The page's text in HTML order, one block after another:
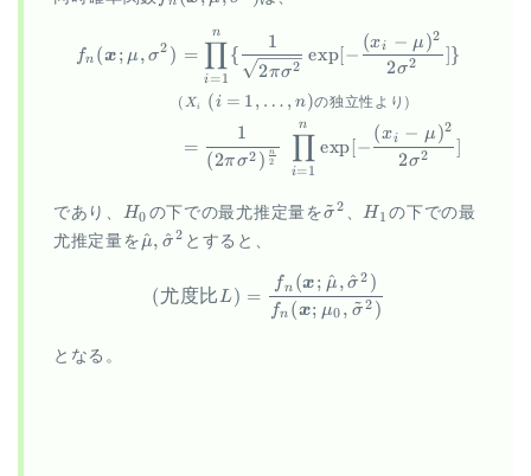
\sigma^2)
\begin{aligned} f_n(\vec
fn (x; μ, σ2 ) =
i=1
∏
n
{
2πσ2
1
exp[−
2σ2
(xi − μ)2
]}
( Xi ( i = 1, … , n )の独立性より )
=
(2πσ2 ) 2
n
1
i=1
∏
n
exp[−
2σ2
(xi − μ)2
]
であり、 H_0
H0 の下での最尤推定量を\tilde{\sigma}^2
σ
~2 、H_1
H1 の下での最
尤推定量を \hat{\mu},
μ
^, σ
^2 とすると、
\begin{aligned} (尤度比L)
(尤度比L) =
fn (x; μ0 , σ
~2 )
fn (x; μ
^, σ
^2 )
となる。